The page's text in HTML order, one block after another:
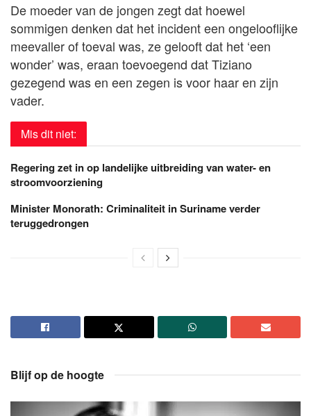
De moeder van de jongen zegt dat hoewel
sommigen denken dat het incident een ongelooflijke
meevaller of toeval was, ze gelooft dat het ‘een
wonder’ was, eraan toevoegend dat Tiziano
gezegend was en een zegen is voor haar en zijn
vader.
Mis dit niet:
Regering zet in op landelijke uitbreiding van water- en
stroomvoorziening
Minister Monorath: Criminaliteit in Suriname verder
teruggedrongen
Blijf op de hoogte